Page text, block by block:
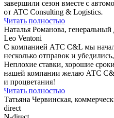
завершили сезон вместе с
от ATC Consulting & Logistics.
Читать полностью
Наталья Романова,
Leo Ventoni
С компанией АТС C&L мы
несколько отправок и
Неплохие ставки, хорошие
нашей компании желаю АТС
и процветания!
Читать полностью
Татьяна Червинская,
direct